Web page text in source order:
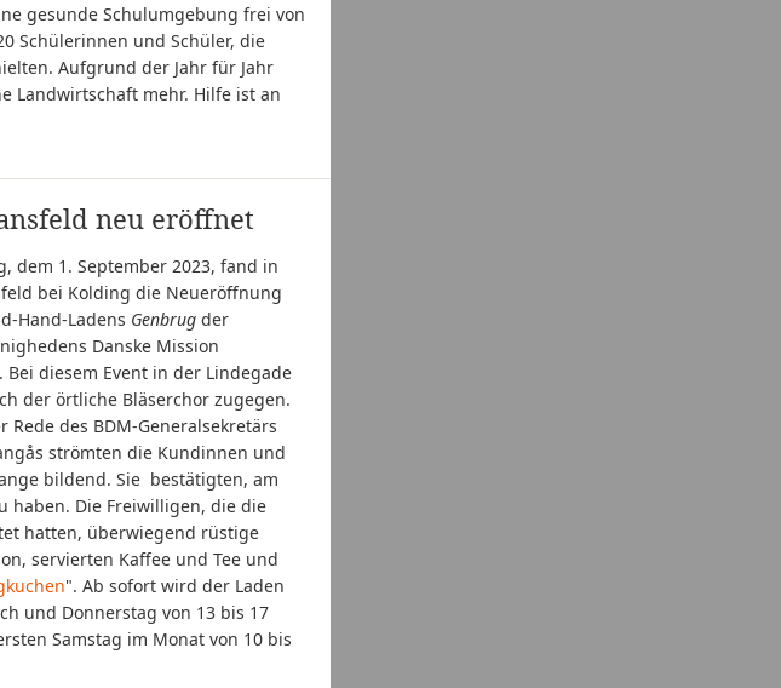
gesunde Schulumgebung frei von
Schülerinnen und Schüler, die
Aufgrund der Jahr für Jahr
Landwirtschaft mehr. Hilfe ist an
neu eröffnet
dem 1. September 2023, fand in
bei Kolding die Neueröffnung
Hand-Ladens Genbrug der
Danske Mission
Bei diesem Event in der Lindegade
der örtliche Bläserchor zugegen.
Rede des BDM-Generalsekretärs
strömten die Kundinnen und
bildend. Sie bestätigten, am
haben. Die Freiwilligen, die die
hatten, überwiegend rüstige
servierten Kaffee und Tee und
". Ab sofort wird der Laden
und Donnerstag von 13 bis 17
Samstag im Monat von 10 bis